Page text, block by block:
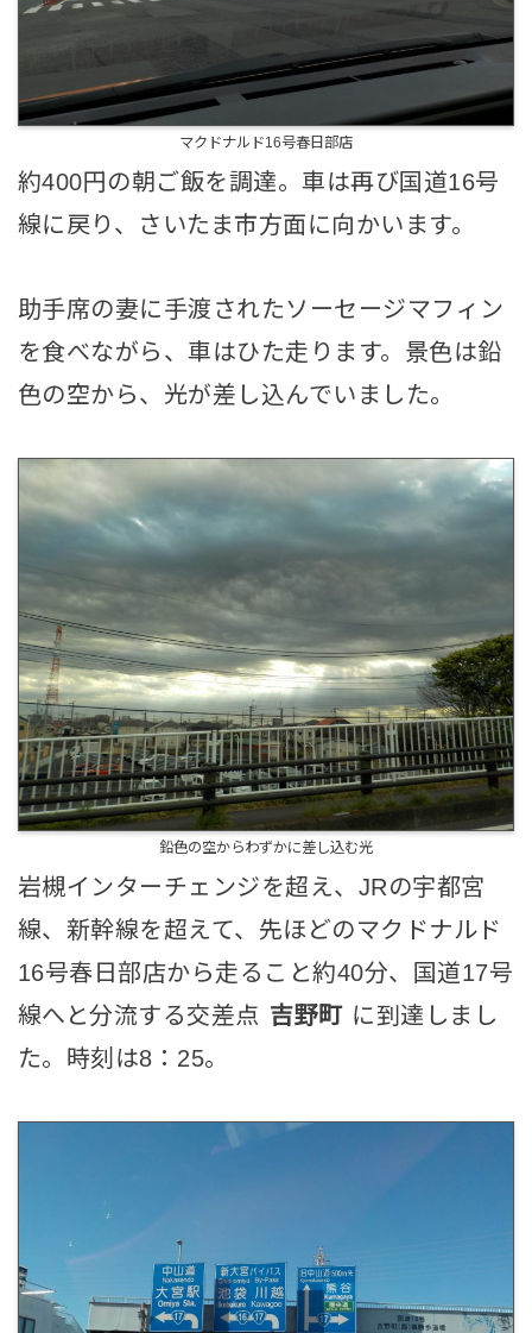
マクドナルド16号春日部店
約400円の朝ご飯を調達。車は再び国道16号
線に戻り、さいたま市方面に向かいます。
助手席の妻に手渡されたソーセージマフィン
を食べながら、車はひた走ります。景色は鉛
色の空から、光が差し込んでいました。
鉛色の空からわずかに差し込む光
岩槻インターチェンジを超え、JRの宇都宮
線、新幹線を超えて、先ほどのマクドナルド
16号春日部店から走ること約40分、国道17号
線へと分流する交差点 吉野町 に到達しまし
た。時刻は8：25。